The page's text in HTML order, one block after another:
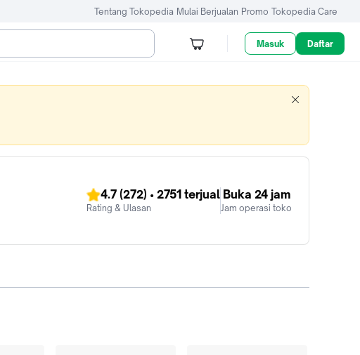
Tentang Tokopedia Mulai Berjualan Promo Tokopedia Care
Masuk Daftar
4.7 (272) • 2751 terjual
Rating & Ulasan
Buka 24 jam
Jam operasi toko